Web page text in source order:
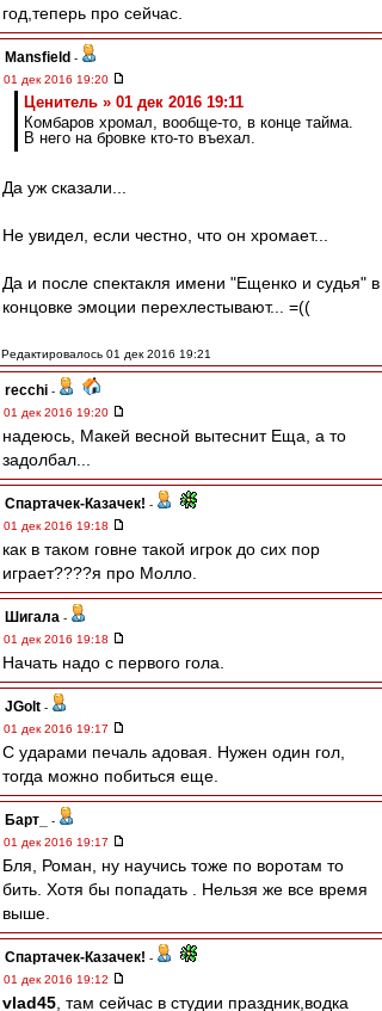
год,теперь про сейчас.
Mansfield -
01 дек 2016 19:20
Ценитель » 01 дек 2016 19:11
Комбаров хромал, вообще-то, в конце тайма.
В него на бровке кто-то въехал.
Да уж сказали...
Не увидел, если честно, что он хромает...
Да и после спектакля имени "Ещенко и судья" в
концовке эмоции перехлестывают... =((
Редактировалось 01 дек 2016 19:21
recchi -
01 дек 2016 19:20
надеюсь, Макей весной вытеснит Еща, а то
задолбал...
Спартачек-Казачек! -
01 дек 2016 19:18
как в таком говне такой игрок до сих пор
играет????я про Молло.
Шигала -
01 дек 2016 19:18
Начать надо с первого гола.
JGolt -
01 дек 2016 19:17
С ударами печаль адовая. Нужен один гол,
тогда можно побиться еще.
Барт_
-
01 дек 2016 19:17
Бля, Роман, ну научись тоже по воротам то
бить. Хотя бы попадать . Нельзя же все время
выше.
Спартачек-Казачек! -
01 дек 2016 19:12
vlad45 , там сейчас в студии праздник,водка